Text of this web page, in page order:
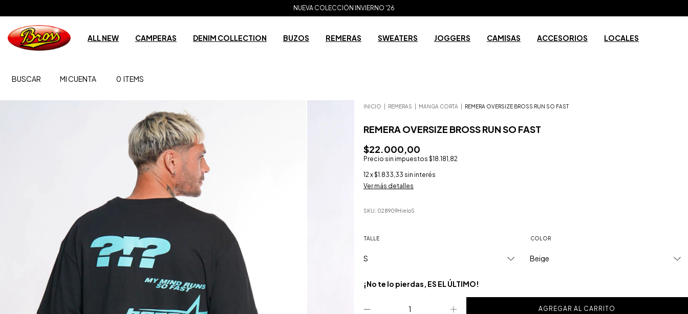
NUEVA COLECCIÓN INVIERNO '26
ENVÍO GRATIS A PARTIR DE $200.000
ALL NEW CAMPERAS DENIM COLLECTION BUZOS REMERAS SWEATERS JOGGERS CAMISAS ACCESORIOS LOCALES
BUSCAR MI CUENTA 0 ITEMS
INICIO REMERAS MANGA CORTA REMERA OVERSIZE BROSS RUN SO FAST
REMERA OVERSIZE BROSS RUN SO FAST
$22.000,00
Precio sin impuestos $18.181,82
12 x$1.833,33 sin interés
Ver más detalles
SKU: 028909HieloS
TALLE COLOR
¡No te lo pierdas, ES EL ÚLTIMO!